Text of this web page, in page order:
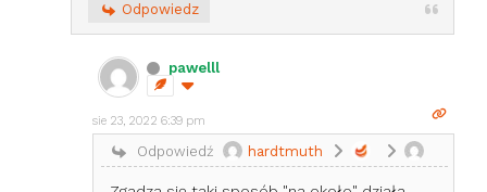
Odpowiedz
pawelll
sie 23, 2022 6:39 pm
Odpowiedź hardtmuth